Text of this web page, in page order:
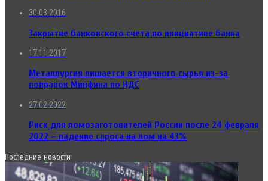
30.03.2016
Закрытие банковского счета по инициативе банка
17.11.2017
Металлургия лишается вторичного сырья из-за
поправок Минфина по НДС
27.02.2022
Риск для ломозаготовителей России после 24 февраля
2022 – падение спроса на лом на 43%
Последние новости